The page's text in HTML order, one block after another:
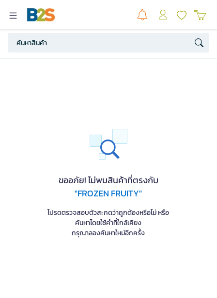
ขออภัย! ไม่พบสินค้าที่ตรงกับ
"FROZEN FRUITY"
โปรดตรวจสอบตัวสะกดว่าถูกต้องหรือไม่ หรือ
ค้นหาโดยใช้คำที่ใกล้เคียง
กรุณาลองค้นหาใหม่อีกครั้ง